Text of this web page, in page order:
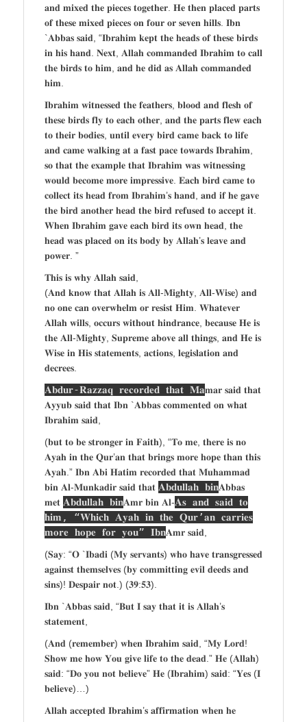
𝐚𝐧𝐝 𝐦𝐢𝐱𝐞𝐝 𝐭𝐡𝐞 𝐩𝐢𝐞𝐜𝐞𝐬 𝐭𝐨𝐠𝐞𝐭𝐡𝐞𝐫. 𝐇𝐞 𝐭𝐡𝐞𝐧 𝐩𝐥𝐚𝐜𝐞𝐝 𝐩𝐚𝐫𝐭𝐬
𝐨𝐟 𝐭𝐡𝐞𝐬𝐞 𝐦𝐢𝐱𝐞𝐝 𝐩𝐢𝐞𝐜𝐞𝐬 𝐨𝐧 𝐟𝐨𝐮𝐫 𝐨𝐫 𝐬𝐞𝐯𝐞𝐧 𝐡𝐢𝐥𝐥𝐬. 𝐈𝐛𝐧
`𝐀𝐛𝐛𝐚𝐬 𝐬𝐚𝐢𝐝, “𝐈𝐛𝐫𝐚𝐡𝐢𝐦 𝐤𝐞𝐩𝐭 𝐭𝐡𝐞 𝐡𝐞𝐚𝐝𝐬 𝐨𝐟 𝐭𝐡𝐞𝐬𝐞 𝐛𝐢𝐫𝐝𝐬
𝐢𝐧 𝐡𝐢𝐬 𝐡𝐚𝐧𝐝. 𝐍𝐞𝐱𝐭, 𝐀𝐥𝐥𝐚𝐡 𝐜𝐨𝐦𝐦𝐚𝐧𝐝𝐞𝐝 𝐈𝐛𝐫𝐚𝐡𝐢𝐦 𝐭𝐨 𝐜𝐚𝐥𝐥
𝐭𝐡𝐞 𝐛𝐢𝐫𝐝𝐬 𝐭𝐨 𝐡𝐢𝐦, 𝐚𝐧𝐝 𝐡𝐞 𝐝𝐢𝐝 𝐚𝐬 𝐀𝐥𝐥𝐚𝐡 𝐜𝐨𝐦𝐦𝐚𝐧𝐝𝐞𝐝
𝐡𝐢𝐦.
𝐈𝐛𝐫𝐚𝐡𝐢𝐦 𝐰𝐢𝐭𝐧𝐞𝐬𝐬𝐞𝐝 𝐭𝐡𝐞 𝐟𝐞𝐚𝐭𝐡𝐞𝐫𝐬, 𝐛𝐥𝐨𝐨𝐝 𝐚𝐧𝐝 𝐟𝐥𝐞𝐬𝐡 𝐨𝐟
𝐭𝐡𝐞𝐬𝐞 𝐛𝐢𝐫𝐝𝐬 𝐟𝐥𝐲 𝐭𝐨 𝐞𝐚𝐜𝐡 𝐨𝐭𝐡𝐞𝐫, 𝐚𝐧𝐝 𝐭𝐡𝐞 𝐩𝐚𝐫𝐭𝐬 𝐟𝐥𝐞𝐰 𝐞𝐚𝐜𝐡
𝐭𝐨 𝐭𝐡𝐞𝐢𝐫 𝐛𝐨𝐝𝐢𝐞𝐬, 𝐮𝐧𝐭𝐢𝐥 𝐞𝐯𝐞𝐫𝐲 𝐛𝐢𝐫𝐝 𝐜𝐚𝐦𝐞 𝐛𝐚𝐜𝐤 𝐭𝐨 𝐥𝐢𝐟𝐞
𝐚𝐧𝐝 𝐜𝐚𝐦𝐞 𝐰𝐚𝐥𝐤𝐢𝐧𝐠 𝐚𝐭 𝐚 𝐟𝐚𝐬𝐭 𝐩𝐚𝐜𝐞 𝐭𝐨𝐰𝐚𝐫𝐝𝐬 𝐈𝐛𝐫𝐚𝐡𝐢𝐦,
𝐬𝐨 𝐭𝐡𝐚𝐭 𝐭𝐡𝐞 𝐞𝐱𝐚𝐦𝐩𝐥𝐞 𝐭𝐡𝐚𝐭 𝐈𝐛𝐫𝐚𝐡𝐢𝐦 𝐰𝐚𝐬 𝐰𝐢𝐭𝐧𝐞𝐬𝐬𝐢𝐧𝐠
𝐰𝐨𝐮𝐥𝐝 𝐛𝐞𝐜𝐨𝐦𝐞 𝐦𝐨𝐫𝐞 𝐢𝐦𝐩𝐫𝐞𝐬𝐬𝐢𝐯𝐞. 𝐄𝐚𝐜𝐡 𝐛𝐢𝐫𝐝 𝐜𝐚𝐦𝐞 𝐭𝐨
𝐜𝐨𝐥𝐥𝐞𝐜𝐭 𝐢𝐭𝐬 𝐡𝐞𝐚𝐝 𝐟𝐫𝐨𝐦 𝐈𝐛𝐫𝐚𝐡𝐢𝐦’𝐬 𝐡𝐚𝐧𝐝, 𝐚𝐧𝐝 𝐢𝐟 𝐡𝐞 𝐠𝐚𝐯𝐞
𝐭𝐡𝐞 𝐛𝐢𝐫𝐝 𝐚𝐧𝐨𝐭𝐡𝐞𝐫 𝐡𝐞𝐚𝐝 𝐭𝐡𝐞 𝐛𝐢𝐫𝐝 𝐫𝐞𝐟𝐮𝐬𝐞𝐝 𝐭𝐨 𝐚𝐜𝐜𝐞𝐩𝐭 𝐢𝐭.
𝐖𝐡𝐞𝐧 𝐈𝐛𝐫𝐚𝐡𝐢𝐦 𝐠𝐚𝐯𝐞 𝐞𝐚𝐜𝐡 𝐛𝐢𝐫𝐝 𝐢𝐭𝐬 𝐨𝐰𝐧 𝐡𝐞𝐚𝐝, 𝐭𝐡𝐞
𝐡𝐞𝐚𝐝 𝐰𝐚𝐬 𝐩𝐥𝐚𝐜𝐞𝐝 𝐨𝐧 𝐢𝐭𝐬 𝐛𝐨𝐝𝐲 𝐛𝐲 𝐀𝐥𝐥𝐚𝐡’𝐬 𝐥𝐞𝐚𝐯𝐞 𝐚𝐧𝐝
𝐩𝐨𝐰𝐞𝐫. ”
𝐓𝐡𝐢𝐬 𝐢𝐬 𝐰𝐡𝐲 𝐀𝐥𝐥𝐚𝐡 𝐬𝐚𝐢𝐝,
(𝐀𝐧𝐝 𝐤𝐧𝐨𝐰 𝐭𝐡𝐚𝐭 𝐀𝐥𝐥𝐚𝐡 𝐢𝐬 𝐀𝐥𝐥-𝐌𝐢𝐠𝐡𝐭𝐲, 𝐀𝐥𝐥-𝐖𝐢𝐬𝐞) 𝐚𝐧𝐝
𝐧𝐨 𝐨𝐧𝐞 𝐜𝐚𝐧 𝐨𝐯𝐞𝐫𝐰𝐡𝐞𝐥𝐦 𝐨𝐫 𝐫𝐞𝐬𝐢𝐬𝐭 𝐇𝐢𝐦. 𝐖𝐡𝐚𝐭𝐞𝐯𝐞𝐫
𝐀𝐥𝐥𝐚𝐡 𝐰𝐢𝐥𝐥𝐬, 𝐨𝐜𝐜𝐮𝐫𝐬 𝐰𝐢𝐭𝐡𝐨𝐮𝐭 𝐡𝐢𝐧𝐝𝐫𝐚𝐧𝐜𝐞, 𝐛𝐞𝐜𝐚𝐮𝐬𝐞 𝐇𝐞 𝐢𝐬
𝐭𝐡𝐞 𝐀𝐥𝐥-𝐌𝐢𝐠𝐡𝐭𝐲, 𝐒𝐮𝐩𝐫𝐞𝐦𝐞 𝐚𝐛𝐨𝐯𝐞 𝐚𝐥𝐥 𝐭𝐡𝐢𝐧𝐠𝐬, 𝐚𝐧𝐝 𝐇𝐞 𝐢𝐬
𝐖𝐢𝐬𝐞 𝐢𝐧 𝐇𝐢𝐬 𝐬𝐭𝐚𝐭𝐞𝐦𝐞𝐧𝐭𝐬, 𝐚𝐜𝐭𝐢𝐨𝐧𝐬, 𝐥𝐞𝐠𝐢𝐬𝐥𝐚𝐭𝐢𝐨𝐧 𝐚𝐧𝐝
𝐝𝐞𝐜𝐫𝐞𝐞𝐬.
𝐀𝐛𝐝𝐮𝐫-𝐑𝐚𝐳𝐳𝐚𝐪 𝐫𝐞𝐜𝐨𝐫𝐝𝐞𝐝 𝐭𝐡𝐚𝐭 𝐌𝐚𝐦𝐚𝐫 𝐬𝐚𝐢𝐝 𝐭𝐡𝐚𝐭
𝐀𝐲𝐲𝐮𝐛 𝐬𝐚𝐢𝐝 𝐭𝐡𝐚𝐭 𝐈𝐛𝐧 `𝐀𝐛𝐛𝐚𝐬 𝐜𝐨𝐦𝐦𝐞𝐧𝐭𝐞𝐝 𝐨𝐧 𝐰𝐡𝐚𝐭
𝐈𝐛𝐫𝐚𝐡𝐢𝐦 𝐬𝐚𝐢𝐝,
(𝐛𝐮𝐭 𝐭𝐨 𝐛𝐞 𝐬𝐭𝐫𝐨𝐧𝐠𝐞𝐫 𝐢𝐧 𝐅𝐚𝐢𝐭𝐡), “𝐓𝐨 𝐦𝐞, 𝐭𝐡𝐞𝐫𝐞 𝐢𝐬 𝐧𝐨
𝐀𝐲𝐚𝐡 𝐢𝐧 𝐭𝐡𝐞 𝐐𝐮𝐫’𝐚𝐧 𝐭𝐡𝐚𝐭 𝐛𝐫𝐢𝐧𝐠𝐬 𝐦𝐨𝐫𝐞 𝐡𝐨𝐩𝐞 𝐭𝐡𝐚𝐧 𝐭𝐡𝐢𝐬
𝐀𝐲𝐚𝐡.” 𝐈𝐛𝐧 𝐀𝐛𝐢 𝐇𝐚𝐭𝐢𝐦 𝐫𝐞𝐜𝐨𝐫𝐝𝐞𝐝 𝐭𝐡𝐚𝐭 𝐌𝐮𝐡𝐚𝐦𝐦𝐚𝐝
𝐛𝐢𝐧 𝐀𝐥-𝐌𝐮𝐧𝐤𝐚𝐝𝐢𝐫 𝐬𝐚𝐢𝐝 𝐭𝐡𝐚𝐭 𝐀𝐛𝐝𝐮𝐥𝐥𝐚𝐡 𝐛𝐢𝐧𝐀𝐛𝐛𝐚𝐬
𝐦𝐞𝐭 𝐀𝐛𝐝𝐮𝐥𝐥𝐚𝐡 𝐛𝐢𝐧𝐀𝐦𝐫 𝐛𝐢𝐧 𝐀𝐥-𝐀𝐬 𝐚𝐧𝐝 𝐬𝐚𝐢𝐝 𝐭𝐨
𝐡𝐢𝐦, “𝐖𝐡𝐢𝐜𝐡 𝐀𝐲𝐚𝐡 𝐢𝐧 𝐭𝐡𝐞 𝐐𝐮𝐫’𝐚𝐧 𝐜𝐚𝐫𝐫𝐢𝐞𝐬
𝐦𝐨𝐫𝐞 𝐡𝐨𝐩𝐞 𝐟𝐨𝐫 𝐲𝐨𝐮” 𝐈𝐛𝐧𝐀𝐦𝐫 𝐬𝐚𝐢𝐝,
(𝐒𝐚𝐲: “𝐎 `𝐈𝐛𝐚𝐝𝐢 (𝐌𝐲 𝐬𝐞𝐫𝐯𝐚𝐧𝐭𝐬) 𝐰𝐡𝐨 𝐡𝐚𝐯𝐞 𝐭𝐫𝐚𝐧𝐬𝐠𝐫𝐞𝐬𝐬𝐞𝐝
𝐚𝐠𝐚𝐢𝐧𝐬𝐭 𝐭𝐡𝐞𝐦𝐬𝐞𝐥𝐯𝐞𝐬 (𝐛𝐲 𝐜𝐨𝐦𝐦𝐢𝐭𝐭𝐢𝐧𝐠 𝐞𝐯𝐢𝐥 𝐝𝐞𝐞𝐝𝐬 𝐚𝐧𝐝
𝐬𝐢𝐧𝐬)! 𝐃𝐞𝐬𝐩𝐚𝐢𝐫 𝐧𝐨𝐭.) (𝟑𝟗:𝟓𝟑).
𝐈𝐛𝐧 `𝐀𝐛𝐛𝐚𝐬 𝐬𝐚𝐢𝐝, “𝐁𝐮𝐭 𝐈 𝐬𝐚𝐲 𝐭𝐡𝐚𝐭 𝐢𝐭 𝐢𝐬 𝐀𝐥𝐥𝐚𝐡’𝐬
𝐬𝐭𝐚𝐭𝐞𝐦𝐞𝐧𝐭,
(𝐀𝐧𝐝 (𝐫𝐞𝐦𝐞𝐦𝐛𝐞𝐫) 𝐰𝐡𝐞𝐧 𝐈𝐛𝐫𝐚𝐡𝐢𝐦 𝐬𝐚𝐢𝐝, “𝐌𝐲 𝐋𝐨𝐫𝐝!
𝐒𝐡𝐨𝐰 𝐦𝐞 𝐡𝐨𝐰 𝐘𝐨𝐮 𝐠𝐢𝐯𝐞 𝐥𝐢𝐟𝐞 𝐭𝐨 𝐭𝐡𝐞 𝐝𝐞𝐚𝐝.” 𝐇𝐞 (𝐀𝐥𝐥𝐚𝐡)
𝐬𝐚𝐢𝐝: “𝐃𝐨 𝐲𝐨𝐮 𝐧𝐨𝐭 𝐛𝐞𝐥𝐢𝐞𝐯𝐞” 𝐇𝐞 (𝐈𝐛𝐫𝐚𝐡𝐢𝐦) 𝐬𝐚𝐢𝐝: “𝐘𝐞𝐬 (𝐈
𝐛𝐞𝐥𝐢𝐞𝐯𝐞)…)
𝐀𝐥𝐥𝐚𝐡 𝐚𝐜𝐜𝐞𝐩𝐭𝐞𝐝 𝐈𝐛𝐫𝐚𝐡𝐢𝐦’𝐬 𝐚𝐟𝐟𝐢𝐫𝐦𝐚𝐭𝐢𝐨𝐧 𝐰𝐡𝐞𝐧 𝐡𝐞